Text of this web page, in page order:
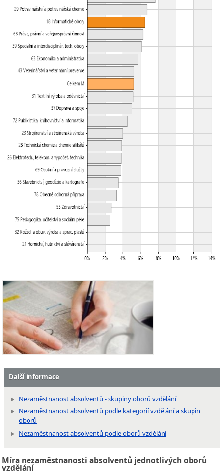
Další informace
Nezaměstnanost absolventů - skupiny oborů vzdělání
Nezaměstnanost absolventů podle kategorií vzdělání a skupin
oborů
Nezaměstnanost absolventů podle oborů vzdělání
Míra nezaměstnanosti absolventů jednotlivých oborů
vzdělání